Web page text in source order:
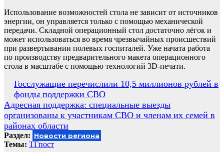
Использование возможностей стола не зависит от источников
энергии, он управляется только с помощью механической
передачи. Складной операционный стол достаточно лёгок и
может использоваться во время чрезвычайных происшествий
при развертывании полевых госпиталей. Уже начата работа
по производству предварительного макета операционного
стола в масштабе с помощью технологий 3D-печати.
Навигация
по
записям
Госслужащие перечислили 10,5 миллионов рублей в
фонды поддержки СВО
Адресная поддержка: специальные выезды
организованы к участникам СВО и членам их семей в
районах области
Раздел: Новости региона
Темы: ТГпост